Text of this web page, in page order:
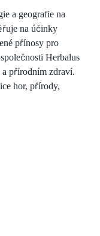
a geografie na
na účinky
přínosy pro
Herbalus
přírodním zdraví.
hor, přírody,